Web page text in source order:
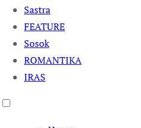
Sastra
FEATURE
Sosok
ROMANTIKA
IRAS